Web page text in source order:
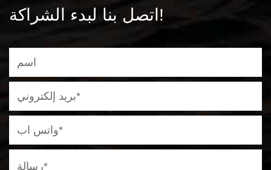
اتصل بنا لبدء الشراكة!